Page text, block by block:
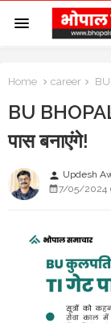
Home career BU
BU
पास बनाएंगे!
person Updesh
7/05/2024